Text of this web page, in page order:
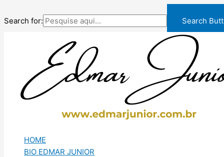
Search for:
Search
conteúdo
HOME
BIO EDMAR JUNIOR